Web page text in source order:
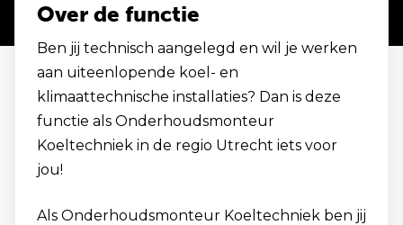
Over de functie
Ben jij technisch aangelegd en wil je werken
aan uiteenlopende koel- en
klimaattechnische installaties? Dan is deze
functie als Onderhoudsmonteur
Koeltechniek in de regio Utrecht iets voor
jou!
Als Onderhoudsmonteur Koeltechniek ben jij